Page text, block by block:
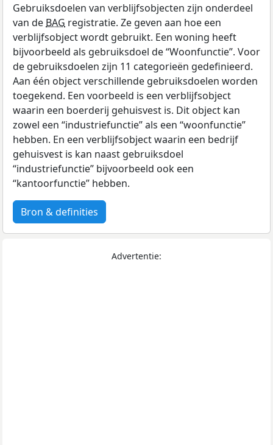
Gebruiksdoelen van verblijfsobjecten zijn onderdeel
van de BAG registratie. Ze geven aan hoe een
verblijfsobject wordt gebruikt. Een woning heeft
bijvoorbeeld als gebruiksdoel de “Woonfunctie”. Voor
de gebruiksdoelen zijn 11 categorieën gedefinieerd.
Aan één object verschillende gebruiksdoelen worden
toegekend. Een voorbeeld is een verblijfsobject
waarin een boerderij gehuisvest is. Dit object kan
zowel een “industriefunctie” als een “woonfunctie”
hebben. En een verblijfsobject waarin een bedrijf
gehuisvest is kan naast gebruiksdoel
“industriefunctie” bijvoorbeeld ook een
“kantoorfunctie” hebben.
Bron & definities
Advertentie: